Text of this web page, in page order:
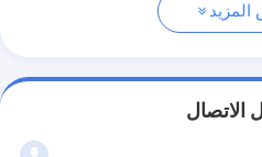
الاتصال